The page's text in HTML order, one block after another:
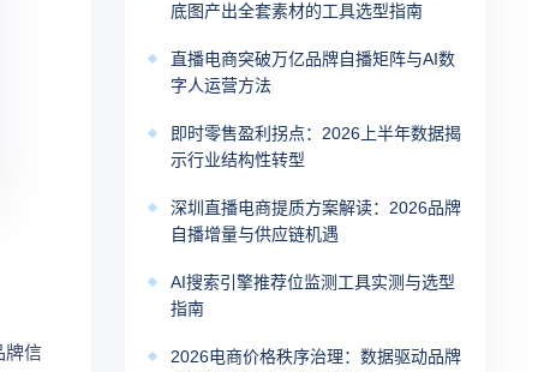
牌信
底图产出全套素材的工具选型指南
直播电商突破万亿品牌自播矩阵与AI数
字人运营方法
即时零售盈利拐点：2026上半年数据揭
示行业结构性转型
深圳直播电商提质方案解读：2026品牌
自播增量与供应链机遇
AI搜索引擎推荐位监测工具实测与选型
指南
2026电商价格秩序治理：数据驱动品牌